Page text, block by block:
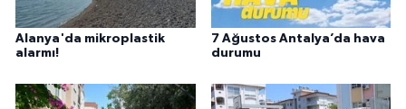
Alanya'da mikroplastik
alarmı!
7 Ağustos Antalya’da hava
durumu